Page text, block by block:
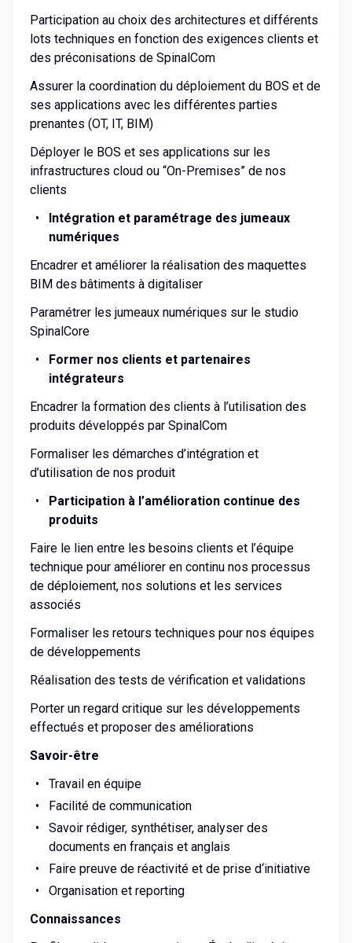
Participation au choix des architectures et différents
lots techniques en fonction des exigences clients et
des préconisations de SpinalCom
Assurer la coordination du déploiement du BOS et de
ses applications avec les différentes parties
prenantes (OT, IT, BIM)
Déployer le BOS et ses applications sur les
infrastructures cloud ou “On-Premises” de nos
clients
Intégration et paramétrage des jumeaux
numériques
Encadrer et améliorer la réalisation des maquettes
BIM des bâtiments à digitaliser
Paramétrer les jumeaux numériques sur le studio
SpinalCore
Former nos clients et partenaires
intégrateurs
Encadrer la formation des clients à l’utilisation des
produits développés par SpinalCom
Formaliser les démarches d’intégration et
d’utilisation de nos produit
Participation à l’amélioration continue des
produits
Faire le lien entre les besoins clients et l’équipe
technique pour améliorer en continu nos processus
de déploiement, nos solutions et les services
associés
Formaliser les retours techniques pour nos équipes
de développements
Réalisation des tests de vérification et validations
Porter un regard critique sur les développements
effectués et proposer des améliorations
Savoir-être
Travail en équipe
Facilité de communication
Savoir rédiger, synthétiser, analyser des
documents en français et anglais
Faire preuve de réactivité et de prise d‘initiative
Organisation et reporting
Connaissances